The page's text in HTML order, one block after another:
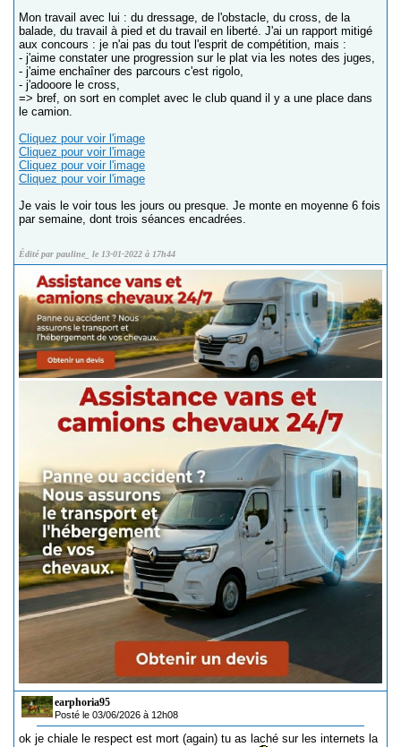
Mon travail avec lui : du dressage, de l'obstacle, du cross, de la
balade, du travail à pied et du travail en liberté. J'ai un rapport mitigé
aux concours : je n'ai pas du tout l'esprit de compétition, mais :
- j'aime constater une progression sur le plat via les notes des juges,
- j'aime enchaîner des parcours c'est rigolo,
- j'adooore le cross,
=> bref, on sort en complet avec le club quand il y a une place dans
le camion.
Cliquez pour voir l'image
Cliquez pour voir l'image
Cliquez pour voir l'image
Cliquez pour voir l'image
Je vais le voir tous les jours ou presque. Je monte en moyenne 6 fois
par semaine, dont trois séances encadrées.
Édité par pauline_ le 13-01-2022 à 17h44
earphoria95
Posté le 03/06/2026 à 12h08
ok je chiale le respect est mort (again) tu as laché sur les internets la